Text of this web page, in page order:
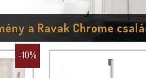
a Ravak Chrome
-10%